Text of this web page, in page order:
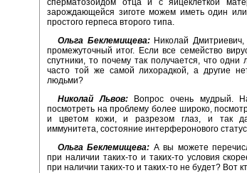
зарождающейся зиготе можем иметь один
простого герпеса второго типа.
Ольга Беклемищева:Николай Дмитриевич,
промежуточный итог. Если все семейство
спутники, то почему так получается, что
часто той же самой лихорадкой, а другие
людьми?
Николай Львов:Вопрос очень мудрый.
посмотреть на проблему более широко,
и цветом кожи, и разрезом глаз, и так
иммунитета, состояние интерферонового
Ольга Беклемищева: А вы можете
при наличии таких-то и таких-то условия
при наличии таких-то и таких-то не будет? Вот